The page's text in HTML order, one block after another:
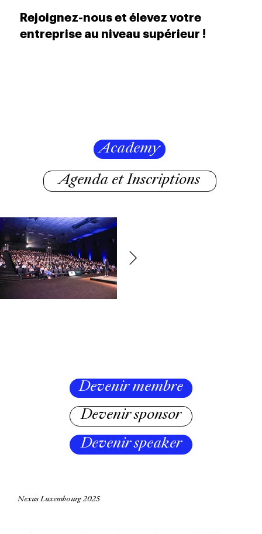
Rejoignez-nous et élevez votre
entreprise au niveau supérieur !
Agenda et Inscriptions
Academy
Devenir membre
Devenir sponsor
Devenir speaker
Nexus Luxembourg 2025